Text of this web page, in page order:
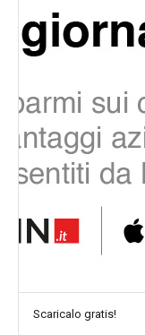
Scaricalo gratis!